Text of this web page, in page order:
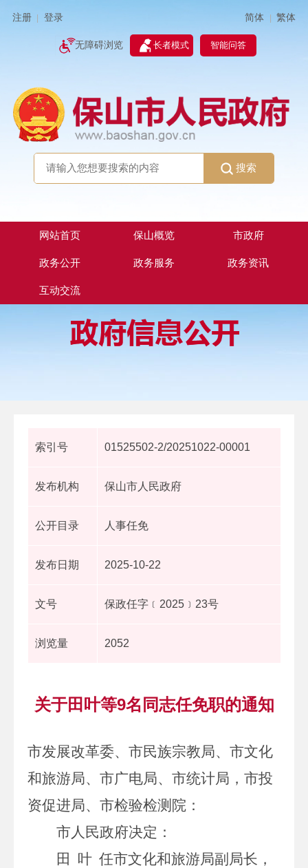
注册 登录 简体 | 繁体
无障碍浏览 长者模式 智能问答
搜索
网站首页 保山概览 市政府
政务公开 政务服务 政务资讯
互动交流
索引号 01525502-2/20251022-00001
发布机构 保山市人民政府
公开目录 人事任免
发布日期 2025-10-22
文号 保政任字﹝2025﹞23号
浏览量 2052
关于田叶等9名同志任免职的通知
市发展改革委、市民族宗教局、市文化
和旅游局、市广电局、市统计局，市投
资促进局、市检验检测院 ：
市人民政府决定 ：
田
叶 任市文化和旅游局副局长，